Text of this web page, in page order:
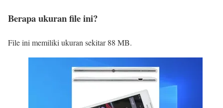
Berapa ukuran file ini?
File ini memiliki ukuran sekitar 88 MB.